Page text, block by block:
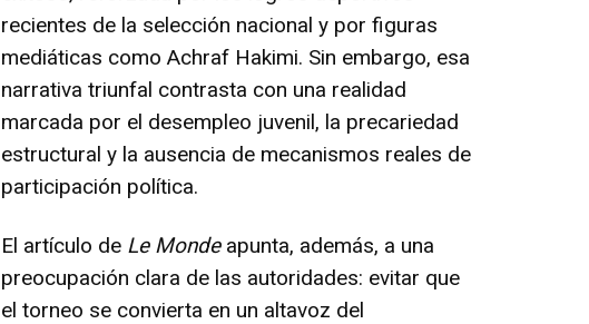
recientes de la selección nacional y por figuras
mediáticas como Achraf Hakimi. Sin embargo, esa
narrativa triunfal contrasta con una realidad
marcada por el desempleo juvenil, la precariedad
estructural y la ausencia de mecanismos reales de
participación política.
El artículo de Le Mondeapunta, además, a una
preocupación clara de las autoridades: evitar que
el torneo se convierta en un altavoz del